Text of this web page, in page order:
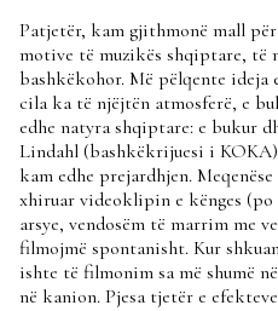
Patjetër, kam gjithmonë mall
motive të muzikës shqiptare, të
bashkëkohor. Më pëlqente ideja
cila ka të njëjtën atmosferë, e
edhe natyra shqiptare: e bukur
Lindahl (bashkëkrijuesi i
kam edhe prejardhjen.
xhiruar videoklipin e kënges
arsye, vendosëm të marrim me
filmojmë spontanisht. Kur
ishte të filmonim sa më shumë
në kanion. Pjesa tjetër e